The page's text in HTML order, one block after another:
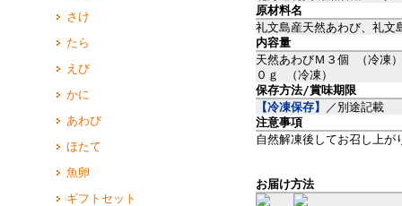
さけ
たら
えび
かに
あわび
ほたて
魚卵
ギフトセット
原材料名
礼文島産天然あわび、礼文
内容量
天然あわびＭ３個 （冷凍
０ｇ （冷凍）
保存方法/賞味期限
【冷凍保存】
／別途記載
注意事項
自然解凍後してお召し上が
お届け方法